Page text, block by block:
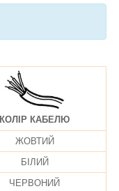
КОЛІР КАБЕЛЮ
ЖОВТИЙ
БІЛИЙ
ЧЕРВОНИЙ